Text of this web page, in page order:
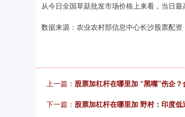
从今日全国草菇批发市场价格上来看，当日
数据来源：农业农村部信息中心长沙股票配资
上一篇： 股票加杠杆在哪里加 “黑嘴”伤企
下一篇： 股票加杠杆在哪里加 野村：印度